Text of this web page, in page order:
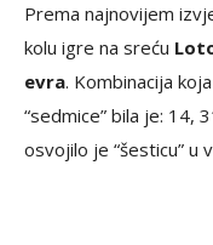
Prema najnovijem
kolu igre na sreću
evra. Kombinacija
“sedmice” bila je: 14,
osvojilo je “šesticu” u